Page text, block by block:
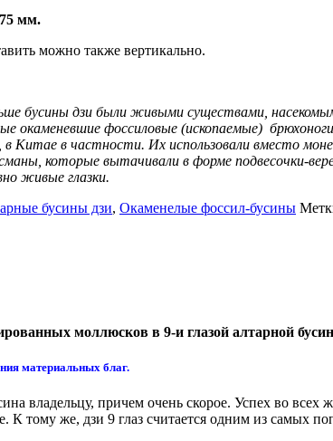
75 мм.
можно также вертикально.
бусины дзи были живыми существами,
окаменевшие фоссиловые (ископаемые)
в Китае в частности. Их использовали вместо
которые вытачивали в форме подвесочки-
живые глазки.
бусины дзи, Окаменелые фоссил-бусины
моллюсков в 9-и глазой алтарной
материальных благ.
владельцу, причем очень скорое. Успех во
К тому же, дзи 9 глаз считается одним из самых